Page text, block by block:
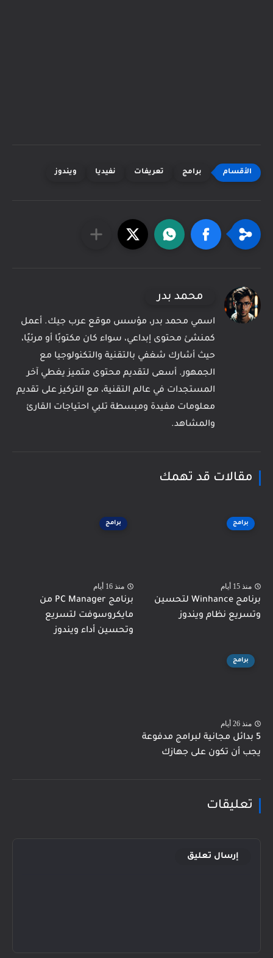
برامج تعريفات نفيديا ويندوز
محمد بدر
اسمي محمد بدر، مؤسس موقع عرب جيك. أعمل
كمنشئ محتوى إبداعي، سواء كان مكتوبًا أو مرئيًا،
حيث أشارك شغفي بالتقنية والتكنولوجيا مع
الجمهور. أسعى لتقديم محتوى متميز يغطي آخر
المستجدات في عالم التقنية، مع التركيز على تقديم
معلومات مفيدة ومبسطة تلبي احتياجات القارئ
والمشاهد.
مقالات قد تهمك
برامج
منذ 15 أيام
برنامج Winhance لتحسين
وتسريع نظام ويندوز
برامج
منذ 16 أيام
برنامج PC Manager من
مايكروسوفت لتسريع
وتحسين أداء ويندوز
برامج
منذ 26 أيام
5 بدائل مجانية لبرامج مدفوعة
يجب أن تكون على جهازك
تعليقات
إرسال تعليق